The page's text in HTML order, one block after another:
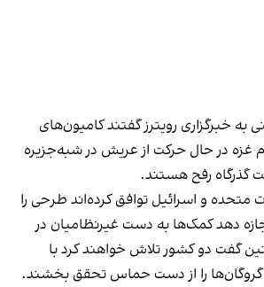
خبرگزاری رویترز گفتند کامیون‌های
غزه در حال حرکت از عریش در شبه‌جزیره
گذرگاه رفح هستند.
متحده و اسرائیل توافق کرده‌اند طرحی را
دهد کمک‌ها به دست غیر‌نظامیان در
گفت دو کشور تلاش خواهند کرد با
گروگان‌ها را از دست حماس تحقق بخشند.